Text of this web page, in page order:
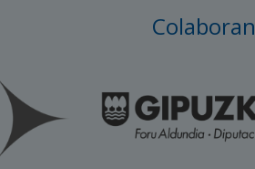
Colaboran